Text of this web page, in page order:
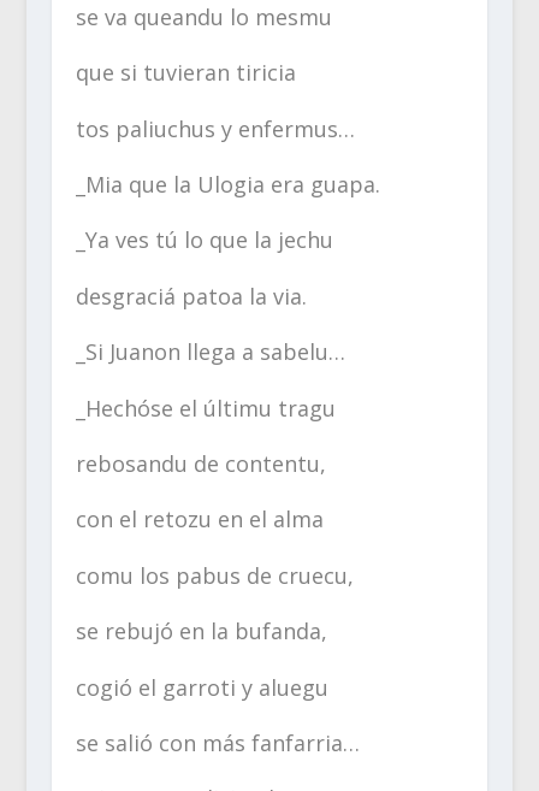
se va queandu lo mesmu
que si tuvieran tiricia
tos paliuchus y enfermus…
_Mia que la Ulogia era guapa.
_Ya ves tú lo que la jechu
desgraciá patoa la via.
_Si Juanon llega a sabelu…
_Hechóse el últimu tragu
rebosandu de contentu,
con el retozu en el alma
comu los pabus de cruecu,
se rebujó en la bufanda,
cogió el garroti y aluegu
se salió con más fanfarria…